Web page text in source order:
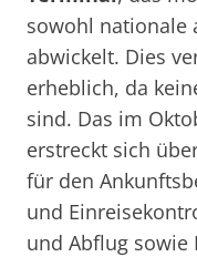
sowohl nationale
abwickelt. Dies
erheblich, da
sind. Das im
erstreckt sich
für den
und
und Abflug sowie